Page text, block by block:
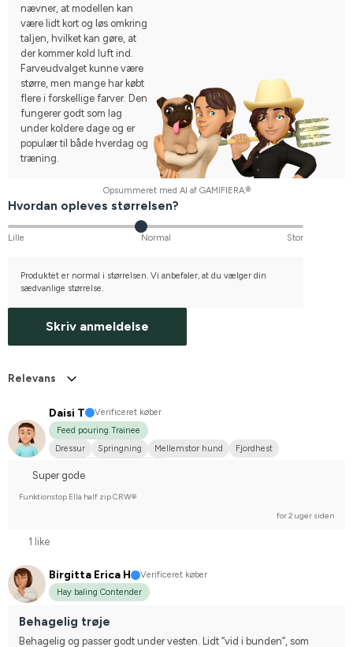
nævner, at modellen kan
være lidt kort og løs omkring
taljen, hvilket kan gøre, at
der kommer kold luft ind.
Farveudvalget kunne være
større, men mange har købt
flere i forskellige farver. Den
fungerer godt som lag
under koldere dage og er
populær til både hverdag og
træning.
Opsummeret med AI af GAMIFIERA.®
Hvordan opleves størrelsen?
Lille Normal Stor
Produktet er normal i størrelsen. Vi anbefaler, at du vælger din
sædvanlige størrelse.
Skriv anmeldelse
Relevans
Daisi T
Verificeret køber
Feed pouring Trainee
Dressur
Springning Mellemstor hund
Fjordhest
Super gode
Funktionstop Ella half zip CRW®
for 2 uger siden
1 like
Birgitta Erica H
Verificeret køber
Hay baling Contender
Behagelig trøje
Behagelig og passer godt under vesten. Lidt “vid i bunden”, som